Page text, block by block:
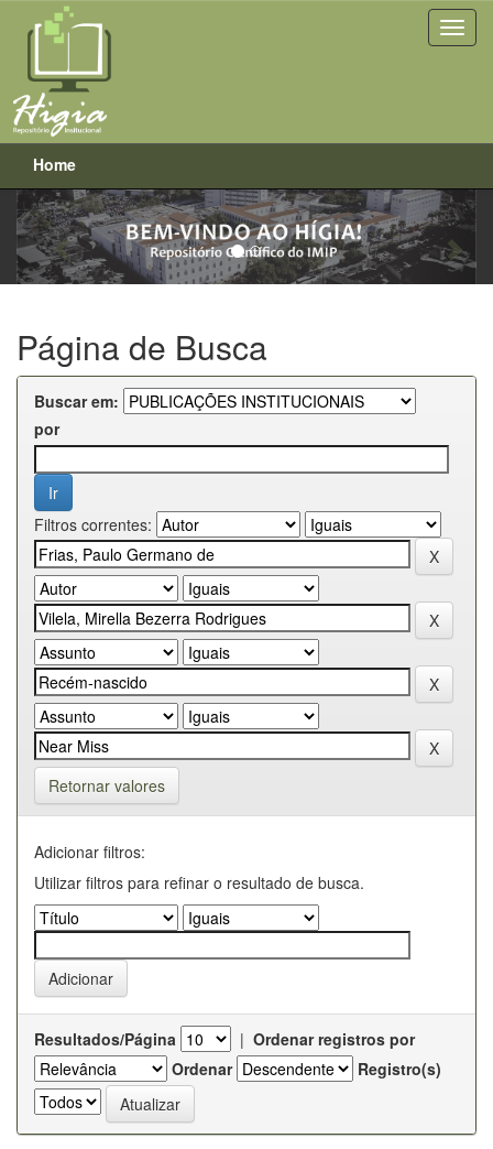
Skip
navigation
Home
Previous Next
Página de Busca
Buscar em:
por
Filtros correntes:
Retornar valores
Adicionar filtros:
Utilizar filtros para refinar o resultado de busca.
Resultados/Página | Ordenar registros por
Ordenar
Registro(s)